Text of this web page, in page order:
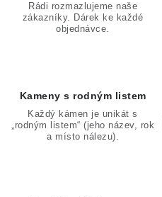
Rádi rozmazlujeme naše
zákazníky. Dárek ke každé
objednávce.
Kameny s rodným listem
Každý kámen je unikát s
„rodným listem“ (jeho název, rok
a místo nálezu).